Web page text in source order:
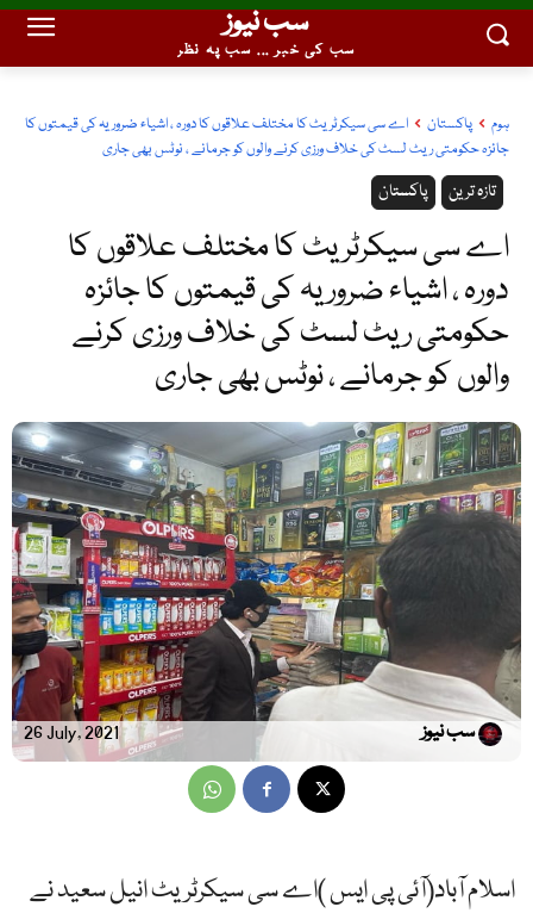
سب نیوز
سب کی خبر ... سب پہ نظر
ہوم پاکستان
اے سی سیکرٹریٹ کا مختلف علاقوں کا دورہ ، اشیاء ضروریہ کی قیمتوں کا
جائزہ حکومتی ریٹ لسٹ کی خلاف ورزی کرنے والوں کو جرمانے ، نوٹس بھی جاری
پاکستان تازہ ترین
اے سی سیکرٹریٹ کا مختلف علاقوں کا
دورہ ، اشیاء ضروریہ کی قیمتوں کا جائزہ
حکومتی ریٹ لسٹ کی خلاف ورزی کرنے
والوں کو جرمانے ، نوٹس بھی جاری
26 July, 2021 سب نیوز
اسلام آباد(آئی پی ایس )اے سی سیکرٹریٹ انیل سعید نے